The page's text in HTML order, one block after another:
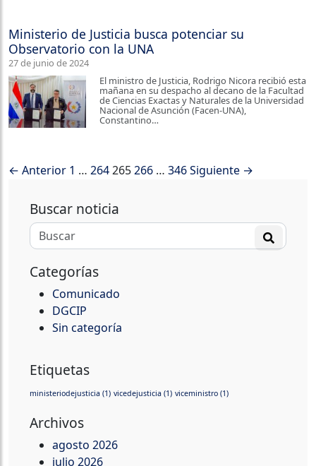
Ministerio de Justicia busca potenciar su
Observatorio con la UNA
27 de junio de 2024
El ministro de Justicia, Rodrigo Nicora recibió esta
mañana en su despacho al decano de la Facultad
de Ciencias Exactas y Naturales de la Universidad
Nacional de Asunción (Facen-UNA),
Constantino…
← Anterior 1 … 264265266 … 346Siguiente →
Buscar noticia
Categorías
Comunicado
DGCIP
Sin categoría
Etiquetas
ministeriodejusticia (1) vicedejusticia (1) viceministro (1)
Archivos
agosto 2026
julio 2026